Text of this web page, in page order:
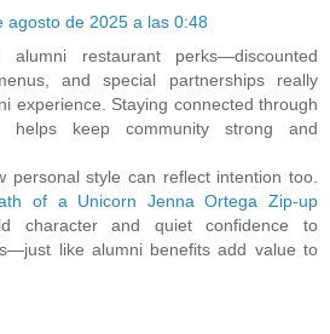
agosto de 2025 a las 0:48
restaurant perks—discounted
and special partnerships really
experience. Staying connected through
helps keep community strong and
personal style can reflect intention too.
of a Unicorn Jenna Ortega Zip‑up
character and quiet confidence to
like alumni benefits add value to